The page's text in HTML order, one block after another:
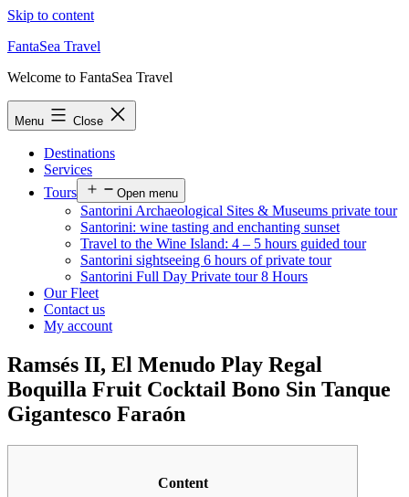
Skip to content
FantaSea Travel
Welcome to FantaSea Travel
Menu Close
Destinations
Services
Tours
Open menu
Santorini Archaeological Sites & Museums private tour
Santorini: wine tasting and enchanting sunset
Travel to the Wine Island: 4 – 5 hours guided tour
Santorini sightseeing 6 hours of private tour
Santorini Full Day Private tour 8 Hours
Our Fleet
Contact us
My account
Ramsés II, El Menudo Play Regal
Boquilla Fruit Cocktail Bono Sin Tanque
Gigantesco Faraón
Content